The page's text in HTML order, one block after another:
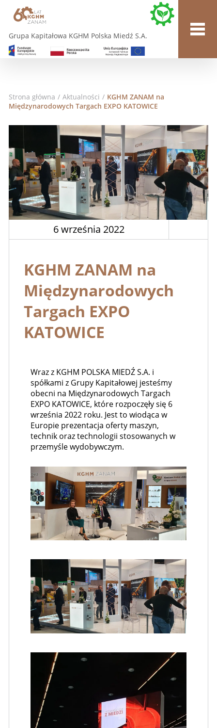
Grupa Kapitałowa KGHM Polska Miedź S.A.
Strona główna / Aktualności / KGHM ZANAM na
Międzynarodowych Targach EXPO KATOWICE
6 września 2022
KGHM ZANAM na
Międzynarodowych
Targach EXPO
KATOWICE
Wraz z KGHM POLSKA MIEDŹ S.A. i
spółkami z Grupy Kapitałowej jesteśmy
obecni na Międzynarodowych Targach
EXPO KATOWICE, które rozpoczęły się 6
września 2022 roku. Jest to wiodąca w
Europie prezentacja oferty maszyn,
technik oraz technologii stosowanych w
przemyśle wydobywczym.